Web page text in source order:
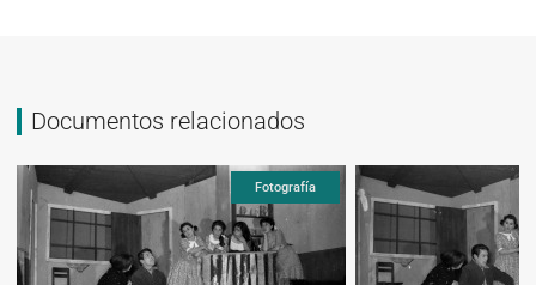
Documentos relacionados
Fotografía